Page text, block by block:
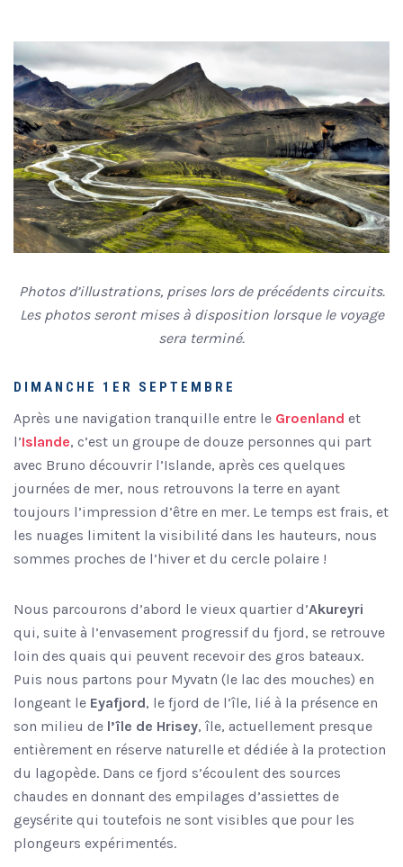
Photos d’illustrations, prises lors de précédents circuits.
Les photos seront mises à disposition lorsque le voyage
sera terminé.
DIMANCHE 1ER SEPTEMBRE
Après une navigation tranquille entre le Groenland et
l’Islande, c’est un groupe de douze personnes qui part
avec Bruno découvrir l’Islande, après ces quelques
journées de mer, nous retrouvons la terre en ayant
toujours l’impression d’être en mer. Le temps est frais, et
les nuages limitent la visibilité dans les hauteurs, nous
sommes proches de l’hiver et du cercle polaire !
Nous parcourons d’abord le vieux quartier d’Akureyri
qui, suite à l’envasement progressif du fjord, se retrouve
loin des quais qui peuvent recevoir des gros bateaux.
Puis nous partons pour Myvatn (le lac des mouches) en
longeant le Eyafjord, le fjord de l’île, lié à la présence en
son milieu de l’île de Hrisey, île, actuellement presque
entièrement en réserve naturelle et dédiée à la protection
du lagopède. Dans ce fjord s’écoulent des sources
chaudes en donnant des empilages d’assiettes de
geysérite qui toutefois ne sont visibles que pour les
plongeurs expérimentés.